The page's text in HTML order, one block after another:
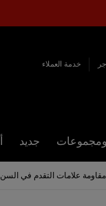
خدمة العملاء
ومجموعات جديد
علامات التقدم في السن